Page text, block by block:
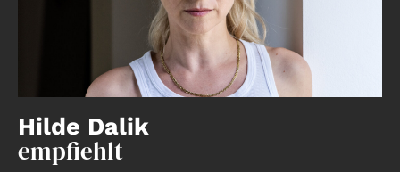
So geht’s
Filmpakete
& Filmpässe
Account
Hilde Dalik
empfiehlt